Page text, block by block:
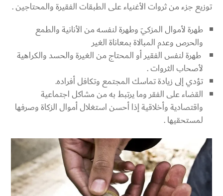
توزيع جزء من ثروات الأغنياء على الطبقات الفقيرة والمحتاجين .
طهرة لأموال المزكيَ وطهرة لنفسه من الأنانية والطمع
والحرص وعدم المبالاة بمعاناة الغير
طهرة لنفس الفقير أو المحتاج من الغيرة والحسد والكراهية
لأصحاب الثروات .
تؤدي إلى زيادة تماسك المجتمع وتكافل أفراده.
القضاء على الفقر وما يرتبط به من مشاكل اجتماعية
واقتصادية وأخلاقية إذا أحسن استغلال أموال الزكاة وصرفها
لمستحقيها .